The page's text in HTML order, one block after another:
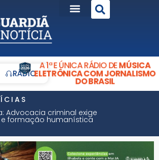
RÁDIO
A 1ª E ÚNICA RÁDIO DEMÚSICA
ELETRÔNICA COM JORNALISMO
DO BRASIL
Advocacia criminal exige
formação humanística